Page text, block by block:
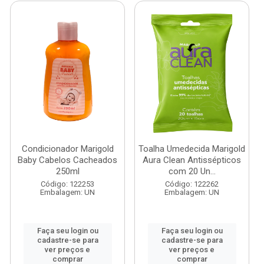
Condicionador Marigold
Baby Cabelos Cacheados
250ml
Código: 122253
Embalagem: UN
Faça seu login ou
cadastre-se para
ver preços e
comprar
Toalha Umedecida Marigold
Aura Clean Antissépticos
com 20 Un...
Código: 122262
Embalagem: UN
Faça seu login ou
cadastre-se para
ver preços e
comprar